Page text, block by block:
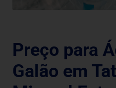
Preço para
Galão em